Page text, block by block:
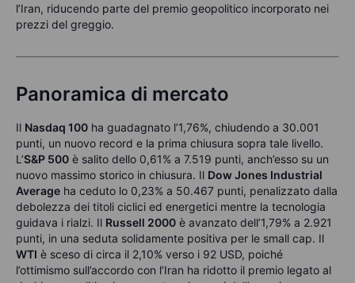
l’Iran, riducendo parte del premio geopolitico incorporato nei
prezzi del greggio.
Panoramica di mercato
Il Nasdaq 100 ha guadagnato l’1,76%, chiudendo a 30.001
punti, un nuovo record e la prima chiusura sopra tale livello.
L’S&P 500 è salito dello 0,61% a 7.519 punti, anch’esso su un
nuovo massimo storico in chiusura. Il Dow Jones Industrial
Average ha ceduto lo 0,23% a 50.467 punti, penalizzato dalla
debolezza dei titoli ciclici ed energetici mentre la tecnologia
guidava i rialzi. Il Russell 2000 è avanzato dell’1,79% a 2.921
punti, in una seduta solidamente positiva per le small cap. Il
WTI è sceso di circa il 2,10% verso i 92 USD, poiché
l’ottimismo sull’accordo con l’Iran ha ridotto il premio legato al